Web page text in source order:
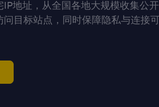
地址，从全国各地大规模收集公开
目标站点，同时保障隐私与连接可